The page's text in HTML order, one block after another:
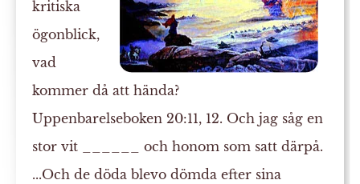
kritiska
ögonblick,
vad
kommer då att hända?
Uppenbarelseboken 20:11, 12. Och jag såg en
storvit ______ och honom som satt därpå.
...Och de döda blevodömda efter sina